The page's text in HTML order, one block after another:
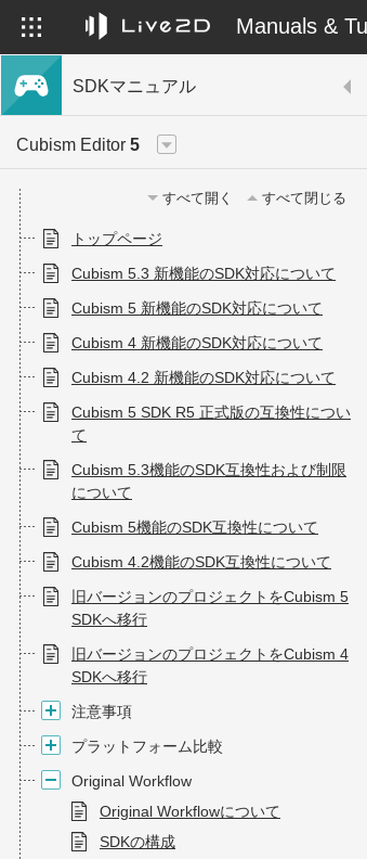
Manuals &
SDKマニュアル
Cubism Editor 5
すべて開く すべて閉じる
トップページ
Cubism 5.3 新機能のSDK対応について
Cubism 5 新機能のSDK対応について
Cubism 4 新機能のSDK対応について
Cubism 4.2 新機能のSDK対応について
Cubism 5 SDK R5 正式版の互換性につい
て
Cubism 5.3機能のSDK互換性および制限
について
Cubism 5機能のSDK互換性について
Cubism 4.2機能のSDK互換性について
旧バージョンのプロジェクトをCubism 5
SDKへ移行
旧バージョンのプロジェクトをCubism 4
SDKへ移行
注意事項
プラットフォーム比較
Original Workflow
Original Workflowについて
SDKの構成